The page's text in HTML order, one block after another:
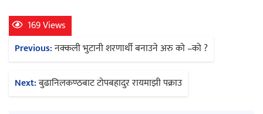
169 Views
Post
navigation
Previous:नक्कली भुटानी शरणार्थी बनाउने अरु को –को ?
Next:बुढानिलकण्ठबाट टोपबहादुर रायमाझी पक्राउ